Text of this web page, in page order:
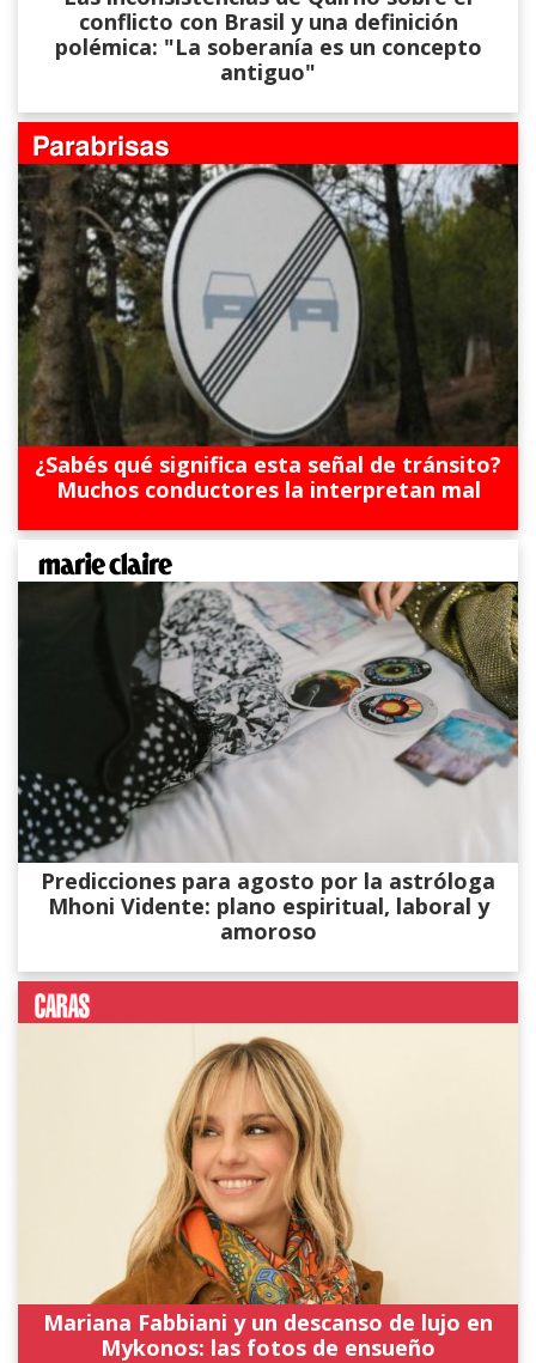
conflicto con Brasil y una definición
polémica: "La soberanía es un concepto
antiguo"
¿Sabés qué significa esta señal de tránsito?
Muchos conductores la interpretan mal
Predicciones para agosto por la astróloga
Mhoni Vidente: plano espiritual, laboral y
amoroso
Mariana Fabbiani y un descanso de lujo en
Mykonos: las fotos de ensueño